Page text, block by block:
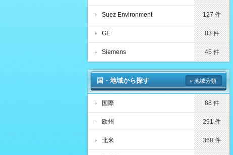
Suez Environment 127 件
GE 83 件
Siemens 45 件
国・地域から探す » 地域分類
国際 88 件
欧州 291 件
北米 368 件